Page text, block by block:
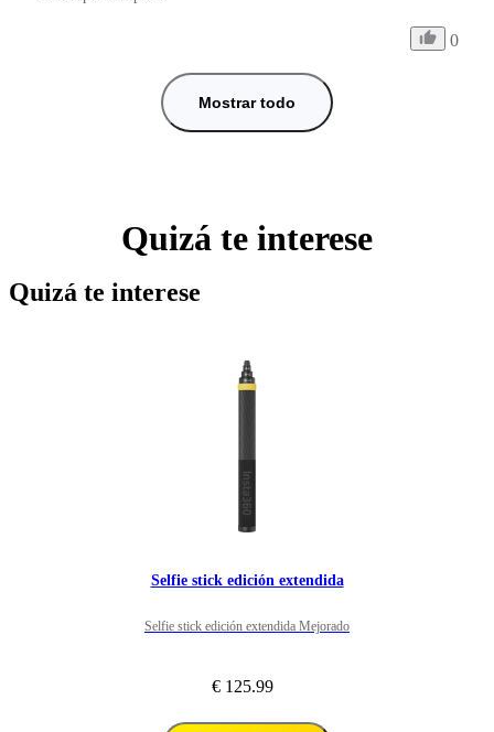
0
Mostrar todo
Quizá te interese
Quizá te interese
Selfie stick edición extendida
Selfie stick edición extendida Mejorado
€ 125.99